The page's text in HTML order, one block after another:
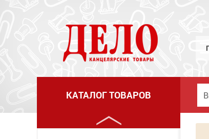
КАТАЛОГ ТОВАРОВ
НАБОРЫ ДЕТСКИЕ
НАБОРЫ ОФИСНЫЕ
НОЖНИЦЫ